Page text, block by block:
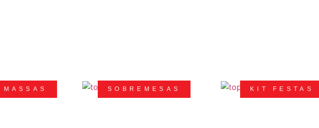
MASSAS SOBREMESAS KIT FESTAS